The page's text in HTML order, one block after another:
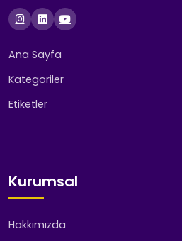
Ana Sayfa
Kategoriler
Etiketler
Kurumsal
Hakkımızda